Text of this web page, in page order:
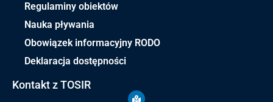
Regulaminy obiektów
Nauka pływania
Obowiązek informacyjny RODO
Deklaracja dostępności
Kontakt z TOSIR